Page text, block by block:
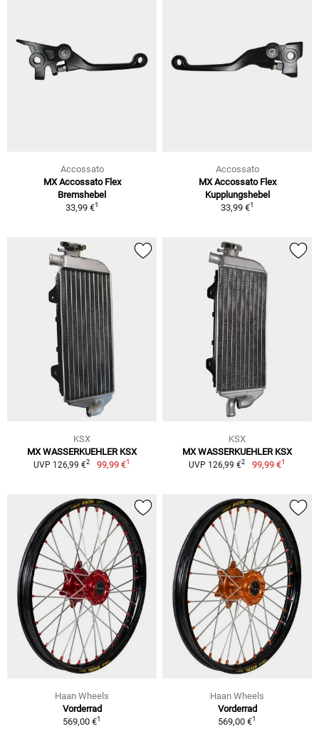
Accossato
MX Accossato Flex
Bremshebel
33,99 €1
Accossato
MX Accossato Flex
Kupplungshebel
33,99 €1
KSX
MX WASSERKUEHLER KSX
UVP 126,99 €2 99,99 €1
KSX
MX WASSERKUEHLER KSX
UVP 126,99 €2 99,99 €1
Haan Wheels
Vorderrad
569,00 €1
Haan Wheels
Vorderrad
569,00 €1